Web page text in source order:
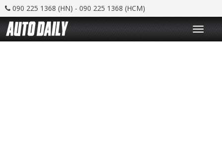
090 225 1368 (HN) - 090 225 1368 (HCM)
T
o
g